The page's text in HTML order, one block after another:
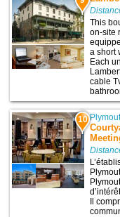
This
on-site
a short
Each
cable
10
Il
commun